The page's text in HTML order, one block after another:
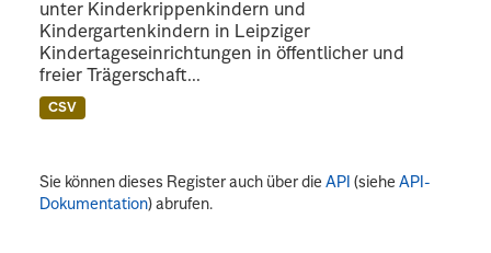
unter Kinderkrippenkindern und
Kindergartenkindern in Leipziger
Kindertageseinrichtungen in öffentlicher und
freier Trägerschaft...
CSV
Sie können dieses Register auch über dieAPI (sieheAPI-
Dokumentation) abrufen.